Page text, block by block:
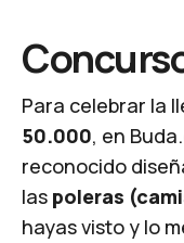
Para celebrar la
50.000, en
reconocido
las poleras
hayas visto y lo